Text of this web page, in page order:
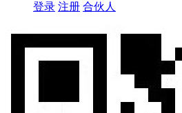
登录 注册 合伙人